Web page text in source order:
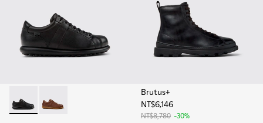
Pelotas - 17408-126 - 男士黑色植鞣革皮鞋
Pelotas - 17408-125 - 男士棕色皮鞋
Brutus+
NT$6,146
NT$8,780 -30%